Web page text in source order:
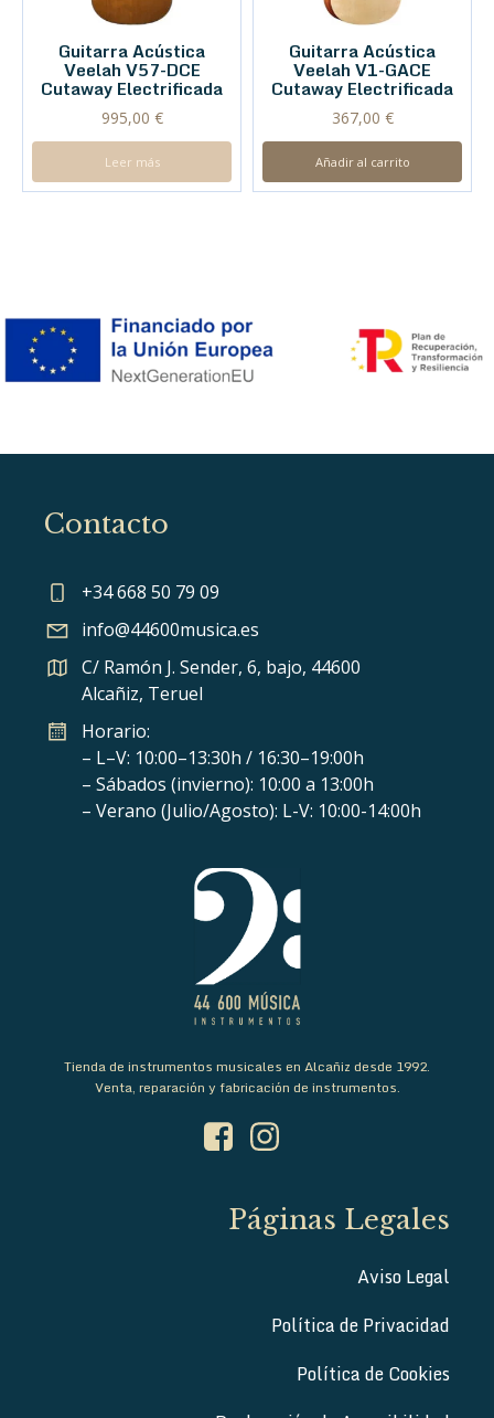
Guitarra Acústica
Veelah V57-DCE
Cutaway Electrificada
995,00 €
Leer más
Guitarra Acústica
Veelah V1-GACE
Cutaway Electrificada
367,00 €
Añadir al carrito
Contacto
+34 668 50 79 09
info@44600musica.es
C/ Ramón J. Sender, 6, bajo, 44600
Alcañiz, Teruel
Horario:
– L–V: 10:00–13:30h / 16:30–19:00h
– Sábados (invierno): 10:00 a 13:00h
– Verano (Julio/Agosto): L-V: 10:00-14:00h
Tienda de instrumentos musicales en Alcañiz desde 1992.
Venta, reparación y fabricación de instrumentos.
Páginas Legales
Aviso Legal
Política de Privacidad
Política de Cookies